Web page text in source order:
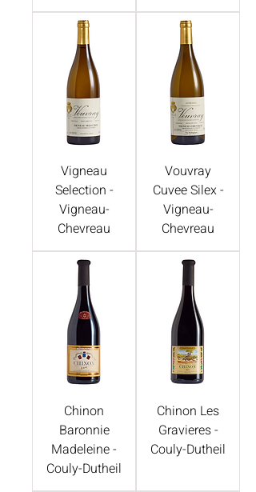
Vouvray
Cuvee Silex -
Vigneau-
Chevreau
Vigneau
Selection -
Vigneau-
Chevreau
Chinon Les
Gravieres -
Couly-Dutheil
Chinon
Baronnie
Madeleine -
Couly-Dutheil